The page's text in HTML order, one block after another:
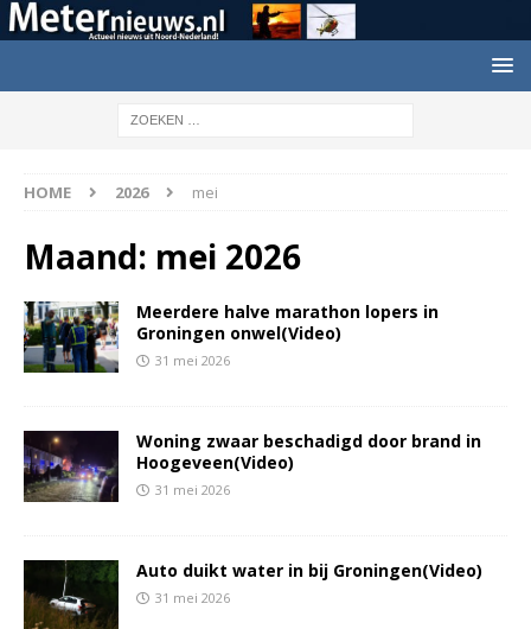
HOME 2026 mei
Maand: mei 2026
Meerdere halve marathon lopers in
Groningen onwel(Video)
31 mei 2026
Woning zwaar beschadigd door brand in
Hoogeveen(Video)
31 mei 2026
Auto duikt water in bij Groningen(Video)
31 mei 2026